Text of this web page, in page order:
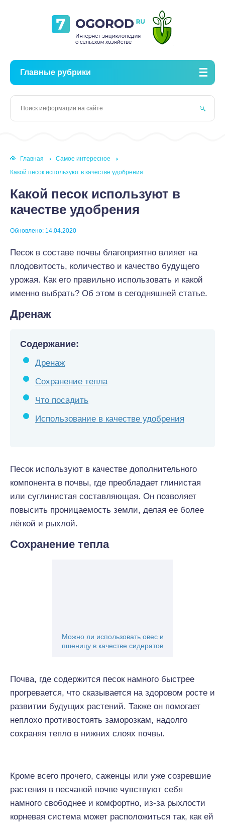
Главные рубрики
Главная
Самое интересное
Какой песок используют в качестве удобрения
Какой песок используют в
качестве удобрения
Обновлено: 14.04.2020
Песок в составе почвы благоприятно влияет на
плодовитость, количество и качество будущего
урожая. Как его правильно использовать и какой
именно выбрать? Об этом в сегодняшней статье.
Дренаж
Содержание:
Дренаж
Сохранение тепла
Что посадить
Использование в качестве удобрения
Песок используют в качестве дополнительного
компонента в почвы, где преобладает глинистая
или суглинистая составляющая. Он позволяет
повысить проницаемость земли, делая ее более
лёгкой и рыхлой.
Сохранение тепла
Можно ли использовать овес и
пшеницу в качестве сидератов
Почва, где содержится песок намного быстрее
прогревается, что сказывается на здоровом росте и
развитии будущих растений. Также он помогает
неплохо противостоять заморозкам, надолго
сохраняя тепло в нижних слоях почвы.
Кроме всего прочего, саженцы или уже созревшие
растения в песчаной почве чувствуют себя
намного свободнее и комфортно, из-за рыхлости
корневая система может расположиться так, как ей